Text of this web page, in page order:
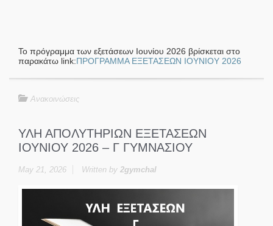
Το πρόγραμμα των εξετάσεων Ιουνίου 2026 βρίσκεται στο
παρακάτω link:ΠΡΟΓΡΑΜΜΑ ΕΞΕΤΑΣΕΩΝ ΙΟΥΝΙΟΥ 2026
Ανακοινώσεις
ΥΛΗ ΑΠΟΛΥΤΗΡΙΩΝ ΕΞΕΤΑΣΕΩΝ
ΙΟΥΝΙΟΥ 2026 – Γ ΓΥΜΝΑΣΙΟΥ
May 21, 2026 Written by 2gymchal